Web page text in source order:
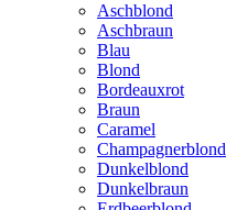
Aschblond
Aschbraun
Blau
Blond
Bordeauxrot
Braun
Caramel
Champagnerblond
Dunkelblond
Dunkelbraun